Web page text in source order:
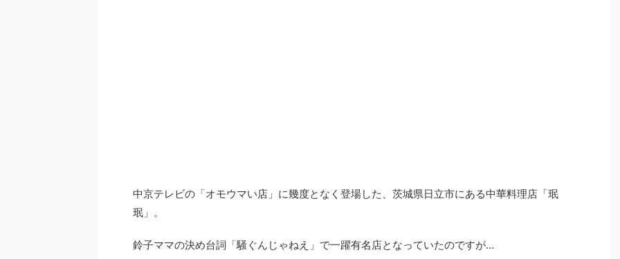
中京テレビの「オモウマい店」に幾度となく登場した、茨城県日立市にある中華料理店「珉
珉」。
鈴子ママの決め台詞「騒ぐんじゃねえ」で一躍有名店となっていたのですが…